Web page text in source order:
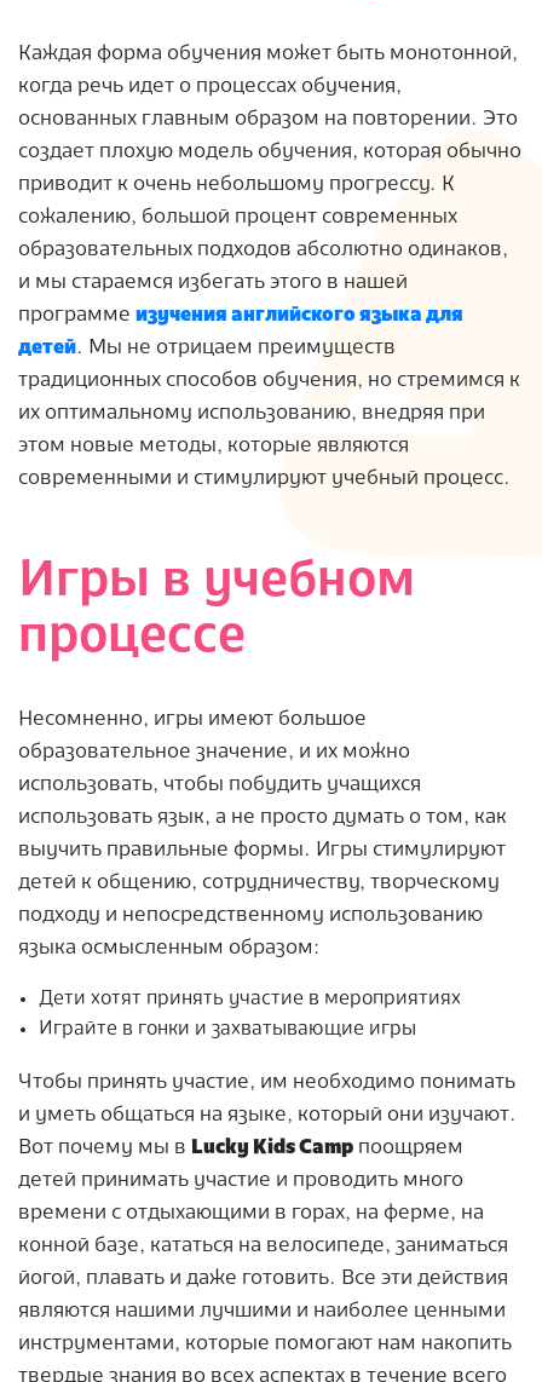
Каждая форма обучения может быть монотонной,
когда речь идет о процессах обучения,
основанных главным образом на повторении. Это
создает плохую модель обучения, которая обычно
приводит к очень небольшому прогрессу. К
сожалению, большой процент современных
образовательных подходов абсолютно одинаков,
и мы стараемся избегать этого в нашей
программе изучения английского языка для
детей. Мы не отрицаем преимуществ
традиционных способов обучения, но стремимся к
их оптимальному использованию, внедряя при
этом новые методы, которые являются
современными и стимулируют учебный процесс.
Игры в учебном
процессе
Несомненно, игры имеют большое
образовательное значение, и их можно
использовать, чтобы побудить учащихся
использовать язык, а не просто думать о том, как
выучить правильные формы. Игры стимулируют
детей к общению, сотрудничеству, творческому
подходу и непосредственному использованию
языка осмысленным образом:
Дети хотят принять участие в мероприятиях
Играйте в гонки и захватывающие игры
Чтобы принять участие, им необходимо понимать
и уметь общаться на языке, который они изучают.
Вот почему мы в Lucky Kids Camp поощряем
детей принимать участие и проводить много
времени с отдыхающими в горах, на ферме, на
конной базе, кататься на велосипеде, заниматься
йогой, плавать и даже готовить. Все эти действия
являются нашими лучшими и наиболее ценными
инструментами, которые помогают нам накопить
твердые знания во всех аспектах в течение всего